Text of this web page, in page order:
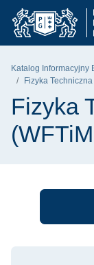
Przejdź do
Przejdź do
Przejdź do treści
Politechnika
Katalog Informacyjny
Fizyka
Fizyka